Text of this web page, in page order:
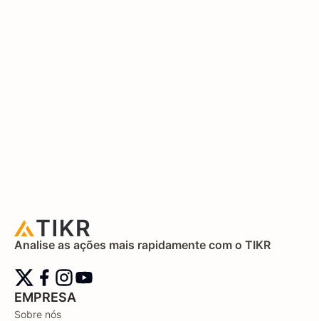
Analise as ações mais rapidamente com o TIKR
EMPRESA
Sobre nós